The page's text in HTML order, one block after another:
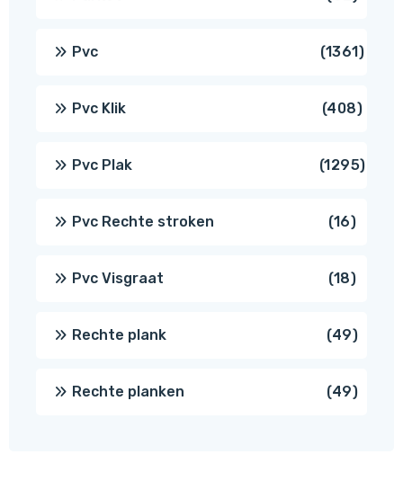
Pvc 13611361
Pvc Klik 408408
Pvc Plak 12951295
Pvc Rechte stroken 1616
Pvc Visgraat 1818
Rechte plank 4949
Rechte planken 4949